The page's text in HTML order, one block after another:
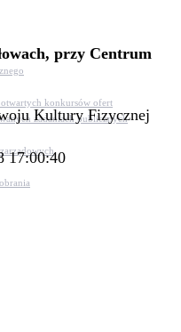
konkursów ofert
zadaniach publicznych
przy Centrum
Kultury Fizycznej
17:00:40